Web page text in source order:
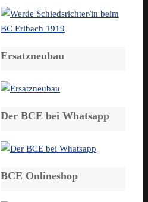
Ersatzneubau
Der BCE bei Whatsapp
BCE Onlineshop